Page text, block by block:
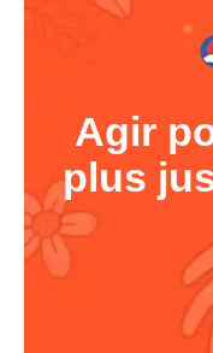
Agir
plus